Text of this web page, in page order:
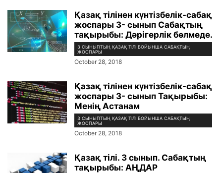
Қазақ тілінен күнтізбелік-сабақ
жоспары 3- сынып Сабақтың
тақырыбы: Дәрігерлік бөлмеде.
3 СЫНЫПТЫҢ ҚАЗАҚ ТІЛІ БОЙЫНША САБАҚТЫҢ
ЖОСПАРЫ
October 28, 2018
Қазақ тілінен күнтізбелік-сабақ
жоспары 3- сынып Тақырыбы:
Менің Астанам
3 СЫНЫПТЫҢ ҚАЗАҚ ТІЛІ БОЙЫНША САБАҚТЫҢ
ЖОСПАРЫ
October 28, 2018
Қазақ тілі. 3 сынып. Сабақтың
тақырыбы: АҢДАР